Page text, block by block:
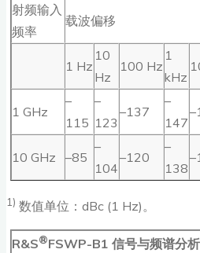
射频输入
频率
载波偏移
1 Hz
10
Hz
100 Hz
1
kHz
1 GHz
–
115
–
123
–137
–
147
10 GHz –85
–
104
–120
–
138
1) 数值单位：dBc (1 Hz)。
R&S®FSWP-B1 信号与频谱分